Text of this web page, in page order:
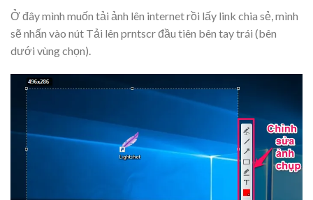
Ở đây mình muốn tải ảnh lên internet rồi lấy link chia sẻ, mình
sẽ nhấn vào nút Tải lên prntscr đầu tiên bên tay trái (bên
dưới vùng chọn).